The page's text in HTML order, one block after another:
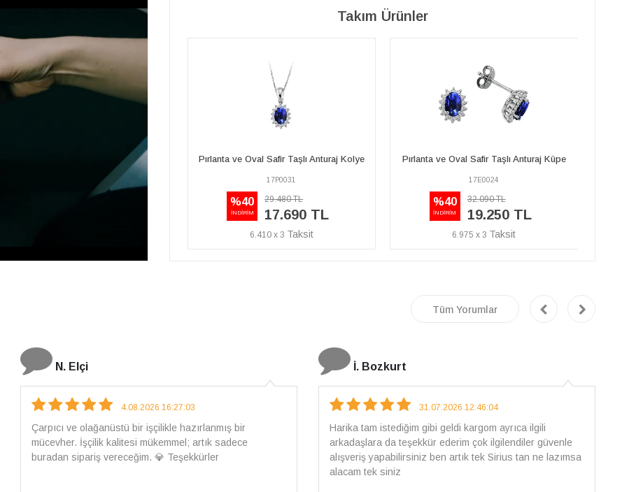
Takım Ürünler
Pırlanta ve Oval Safir Taşlı Anturaj Kolye Pırlanta ve Oval Safir Taşlı Anturaj Küpe
17E0024
%40
İNDİRİM
32.090 TL
19.250 TL
6.975 x 3
Pırlanta ve Oval Safir Taşlı Anturaj Kolye
17P0031
%40
İNDİRİM
29.480 TL
17.690 TL
6.410 x 3
Tüm Yorumlar
İ. Bozkurt
31.07.2026 12:46:04
Harika tam istediğim gibi geldi kargom ayrıca ilgili
arkadaşlara da teşekkür ederim çok ilgilendiler güvenle
alışveriş yapabilirsiniz ben artık tek Sirius tan ne lazımsa
E.T
18.07.2026 12:38:01
Pirlantami teslim alana kadar tüm surecte bilgilendirildim,
güvenli bir alisveris oldu benim icin ve paketleme özenle
yapilmisti sorunsuz bir sekilde pirlantami takiyorum. Yeni
alisveris adresim artik belli.🤩 Tesekkurler Sirius